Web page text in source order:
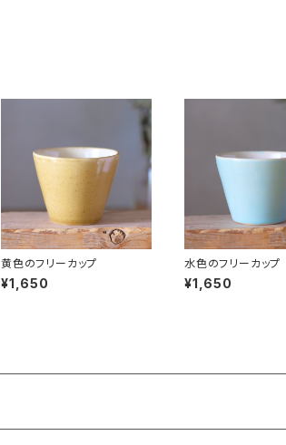
黄色のフリーカップ
¥1,650
水色のフリーカップ
¥1,650